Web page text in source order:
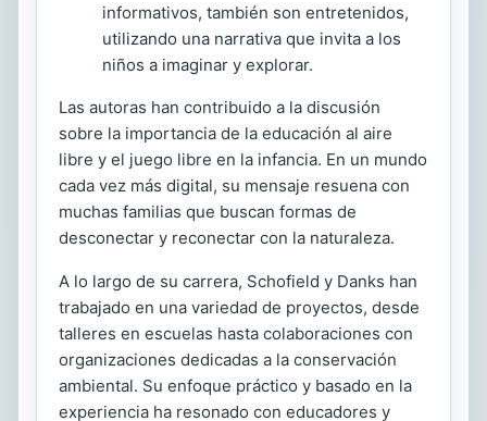
informativos, también son entretenidos,
utilizando una narrativa que invita a los
niños a imaginar y explorar.
Las autoras han contribuido a la discusión
sobre la importancia de la educación al aire
libre y el juego libre en la infancia. En un mundo
cada vez más digital, su mensaje resuena con
muchas familias que buscan formas de
desconectar y reconectar con la naturaleza.
A lo largo de su carrera, Schofield y Danks han
trabajado en una variedad de proyectos, desde
talleres en escuelas hasta colaboraciones con
organizaciones dedicadas a la conservación
ambiental. Su enfoque práctico y basado en la
experiencia ha resonado con educadores y